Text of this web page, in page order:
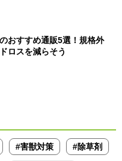
おすすめ通販5選！規格外
ロスを減らそう
#害獣対策 #除草剤